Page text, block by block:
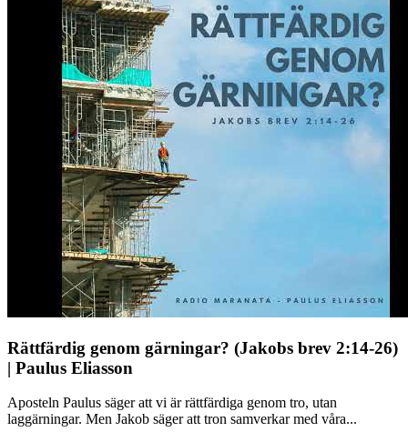
Rättfärdig genom gärningar? (Jakobs brev 2:14-26)
| Paulus Eliasson
Aposteln Paulus säger att vi är rättfärdiga genom tro, utan
laggärningar. Men Jakob säger att tron samverkar med våra...